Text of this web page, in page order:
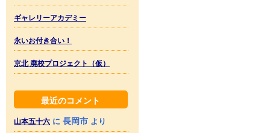
ギャレリーアカデミー
永いお付き合い！
京北 廃校プロジェクト（仮）
最近のコメント
山本五十六 に 長岡市 より